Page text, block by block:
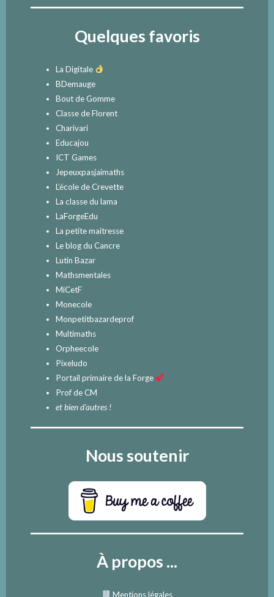
Quelques favoris
La Digitale
BDemauge
Bout de Gomme
Classe de Florent
Charivari
Educajou
ICT Games
Jepeuxpasjaimaths
L’école de Crevette
La classe du lama
LaForgeEdu
La petite maitresse
Le blog du Cancre
Lutin Bazar
Mathsmentales
MiCetF
Monecole
Monpetitbazardeprof
Multimaths
Orpheecole
Pixeludo
Portail primaire de la Forge
Prof de CM
et bien d'autres !
Nous soutenir
À propos ...
Mentions légales